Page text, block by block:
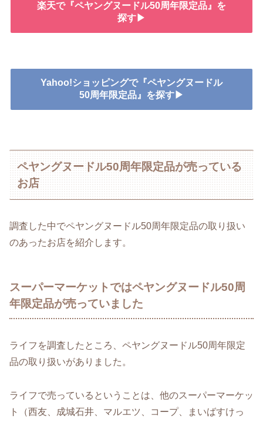
楽天で『ペヤングヌードル50周年限定品』を
探す▶
Yahoo!ショッピングで『ペヤングヌードル
50周年限定品』を探す▶
ペヤングヌードル50周年限定品が売っている
お店
調査した中でペヤングヌードル50周年限定品の取り扱い
のあったお店を紹介します。
スーパーマーケットではペヤングヌードル50周
年限定品が売っていました
ライフを調査したところ、ペヤングヌードル50周年限定
品の取り扱いがありました。
ライフで売っているということは、他のスーパーマーケッ
ト（西友、成城石井、マルエツ、コープ、まいばすけっ